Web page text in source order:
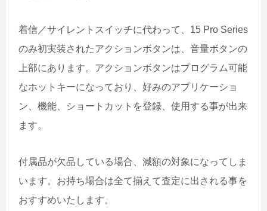
着信／サイレントスイッチに代わって、15 Pro Series
のみ初実装されたアクションボタンは、音量ボタンの
上部にあります。アクションボタンはプログラム可能
なホットキーになっており、好みのアプリケーショ
ン、機能、ショートカットを登録、使用する事が出来
ます。
付属品が欠品している場合、減額の対象になってしま
います。お持ち場合は全て揃えて査定に出される事を
おすすめいたします。